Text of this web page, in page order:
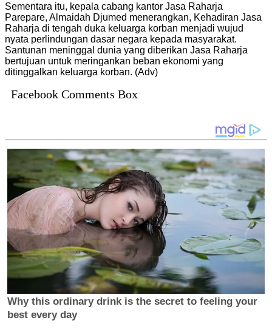
Sementara itu, kepala cabang kantor Jasa Raharja
Parepare, Almaidah Djumed menerangkan, Kehadiran Jasa
Raharja di tengah duka keluarga korban menjadi wujud
nyata perlindungan dasar negara kepada masyarakat.
Santunan meninggal dunia yang diberikan Jasa Raharja
bertujuan untuk meringankan beban ekonomi yang
ditinggalkan keluarga korban. (Adv)
Facebook Comments Box